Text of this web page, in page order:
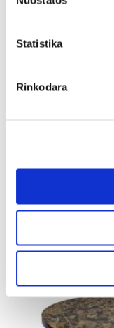
Statistika
Rinkodara